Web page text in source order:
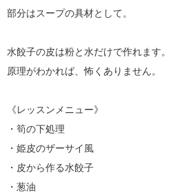
部分はスープの具材として。
水餃子の皮は粉と水だけで作れます。
原理がわかれば、怖くありません。
《レッスンメニュー》
・筍の下処理
・姫皮のザーサイ風
・皮から作る水餃子
・葱油